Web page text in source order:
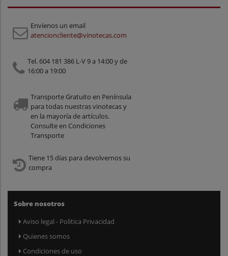
Envíenos un email
atencioncliente@vinotecas.com
Tel. 604 181 386 L-V 9 a 14:00 y de
16:00 a 19:00
Transporte Gratuito en Península
para todas nuestras vinotecas y
en la mayoría de artículos.
Consulte en Condiciones
Transporte
Tiene 15 días para devolvernos su
compra
Sobre nosotros
Aviso legal - Politica Privacidad
Quienes somos
Condiciones de uso